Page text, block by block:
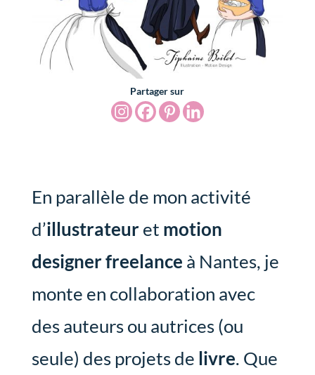
Partager sur
En parallèle de mon activité
d’illustrateuret motion
designer freelance à Nantes, je
monte en collaboration avec
des auteurs ou autrices (ou
seule) des projets de livre. Que